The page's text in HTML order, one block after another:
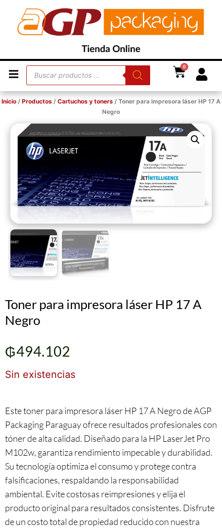
0
Inicio / Productos / Cartuchos y toners / Toner para impresora láser HP 17 A
Negro
Toner para impresora láser HP 17 A
Negro
₲494.102
Sin existencias
Este toner para impresora láser HP 17 A Negro de AGP
Packaging Paraguay ofrece resultados profesionales con
tóner de alta calidad. Diseñado para la HP LaserJet Pro
M102w, garantiza rendimiento impecable y durabilidad.
Su tecnología optimiza el consumo y protege contra
falsificaciones, respaldando la responsabilidad
ambiental. Evite costosas reimpresiones y elija el
producto original para resultados consistentes. Disfrute
de un costo total de propiedad reducido con nuestra